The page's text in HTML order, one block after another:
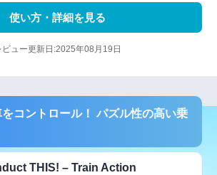
使い方・詳細を見る
ビュー更新日:2025年08月19日
コントロール！ パズル性の高い乗
THIS! – Train Action